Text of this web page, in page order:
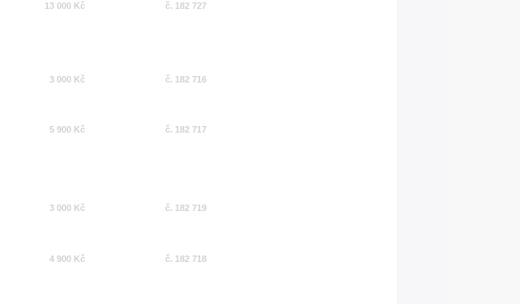
13 000 Kč č. 182 727
3 000 Kč č. 182 716
5 900 Kč č. 182 717
3 000 Kč č. 182 719
4 900 Kč č. 182 718